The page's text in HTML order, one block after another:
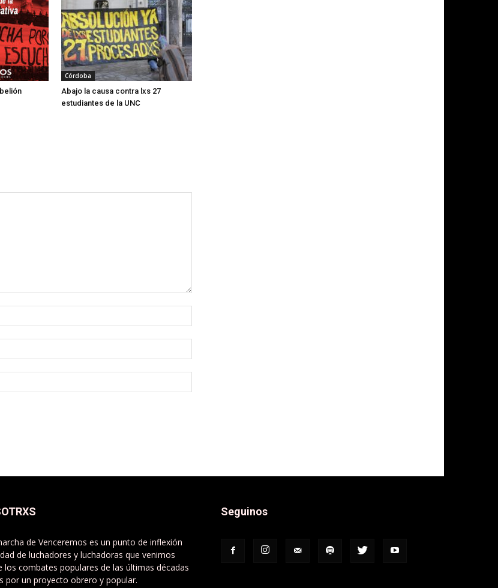
Córdoba
Abajo la causa contra lxs 27
estudiantes de la UNC
de Venceremos es un punto de inflexión
de luchadores y luchadoras que venimos
los combates populares de las últimas décadas
por un proyecto obrero y popular.
Seguinos